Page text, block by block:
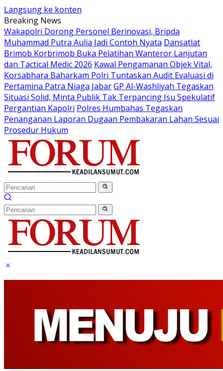
Langsung ke konten
Breaking News
Wakapolri Dorong Personel Berinovasi, Bripda
Muhammad Putra Aulia Jadi Contoh Nyata Dansatlat
Brimob Korbrimob Buka Pelatihan Wanteror Lanjutan
dan Tactical Medic 2026 Kawal Pengamanan Objek Vital,
Korsabhara Baharkam Polri Tuntaskan Audit Evaluasi di
Pertamina Patra Niaga JabarGP Al-Washliyah Tegaskan
Situasi Solid, Minta Publik Tak Terpancing Isu Spekulatif
Pergantian Kapolri Polres Humbahas Tegaskan
Penanganan Laporan Dugaan Pembakaran Lahan Sesuai
Prosedur Hukum